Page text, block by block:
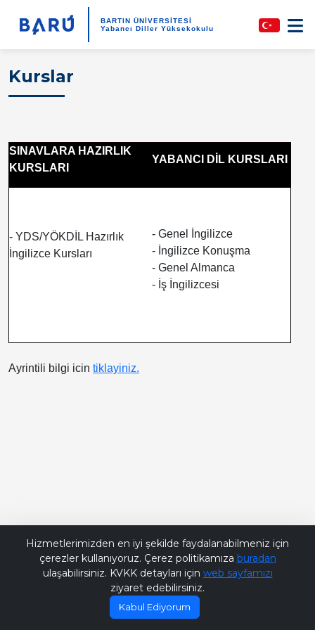
BARTIN ÜNİVERSİTESİ
Yabancı Diller Yüksekokulu
Kurslar
SINAVLARA HAZIRLIK
KURSLARI
YABANCI DİL KURSLARI
- YDS/YÖKDİL Hazırlık
İngilizce Kursları
- Genel İngilizce
- İngilizce Konuşma
- Genel Almanca
- İş İngilizcesi
Ayrintili bilgi icin tiklayiniz.
Hizmetlerimizden en iyi şekilde faydalanabilmeniz için
çerezler kullanıyoruz. Çerez politikamıza buradan
ulaşabilirsiniz. KVKK detayları için web sayfamızı
ziyaret edebilirsiniz.
Kabul Ediyorum
Bana Soru Sor | Ask Me